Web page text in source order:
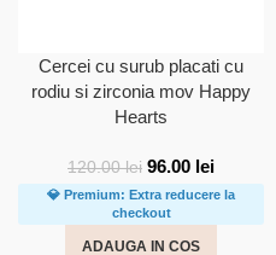
Cercei cu surub placati cu
rodiu si zirconia mov Happy
Hearts
120.00lei 96.00 lei
💎 Premium: Extra reducere la
checkout
ADAUGA IN COS